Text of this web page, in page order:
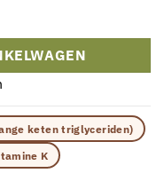
met MCT-olie (50 ml)
keten triglyceriden)
K